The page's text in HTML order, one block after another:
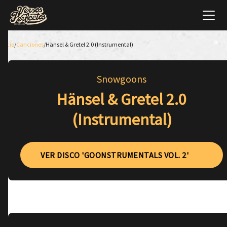
Inicio/Canciones/Hänsel & Gretel 2.0 (Instrumental)
Snowgoons
Hänsel & Gretel 2.0
(Instrumental)
VER DISCO 'GOONSTRUMENTALS VOL. 2'